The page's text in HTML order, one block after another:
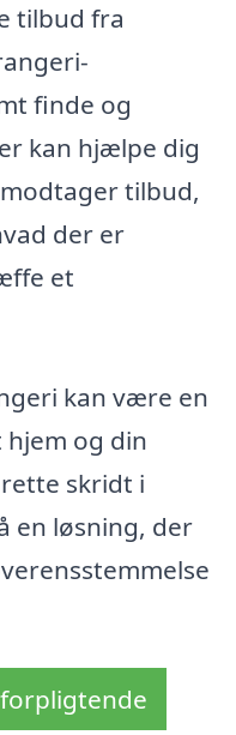
tilbud fra
finde og
kan hjælpe dig
tilbud,
der er
et
kan være en
og din
skridt i
en løsning, der